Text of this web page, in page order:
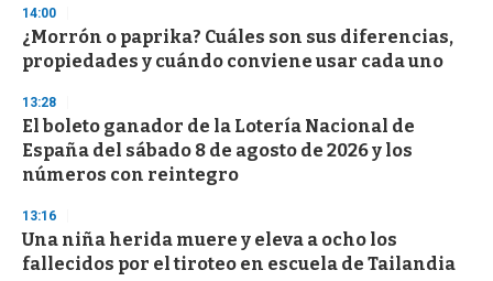
s
e
c
o
d
s
14:00
¿Morrón o paprika? Cuáles son sus diferencias,
propiedades y cuándo conviene usar cada uno
13:28
El boleto ganador de la Lotería Nacional de
España del sábado 8 de agosto de 2026 y los
números con reintegro
13:16
Una niña herida muere y eleva a ocho los
fallecidos por el tiroteo en escuela de Tailandia